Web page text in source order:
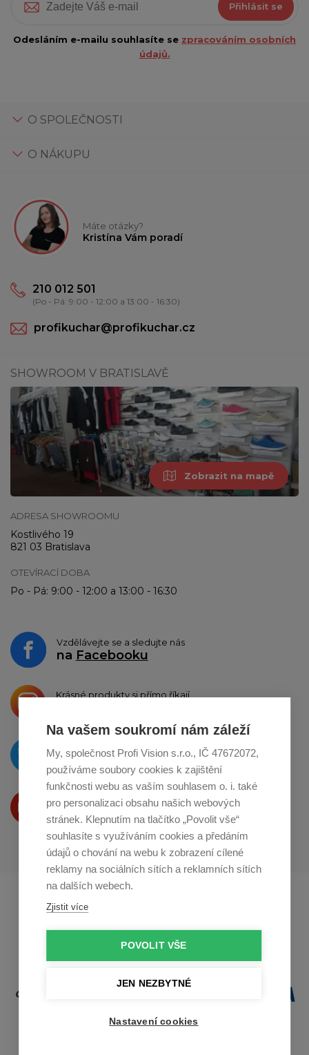
Na vašem soukromí nám záleží
My, společnost Profi Vision s.r.o., IČ 47672072,
používáme soubory cookies k zajištění
funkčnosti webu as vaším souhlasem o. i. také
pro personalizaci obsahu našich webových
stránek. Klepnutím na tlačítko „Povolit vše“
souhlasíte s využíváním cookies a předáním
údajů o chování na webu k zobrazení cílené
reklamy na sociálních sítích a reklamních sítích
na dalších webech.
Zjistit více
POVOLIT VŠE
JEN NEZBYTNÉ
Nastavení cookies
Přihlásit se
Odesláním e-mailu souhlasíte se zpracováním osobních
údajů.
O SPOLEČNOSTI
O NÁKUPU
Máte otázky?
Kristína Vám poradí
210 012 501
(Po - Pá: 9:00 - 12:00 a 13:00 - 16:30)
profikuchar@profikuchar.cz
SHOWROOM V BRATISLAVĚ
Zobrazit na mapě
ADRESA SHOWROOMU
Kostlivého 19
821 03 Bratislava
OTEVÍRACÍ DOBA
Po - Pá: 9:00 - 12:00 a 13:00 - 16:30
Vzdělávejte se a sledujte nás
na Facebooku
Krásné produkty si přímo říkají
O novinkách píšeme
naTwitteru
Produkty Vám představujeme
na Youtube
Profikuchar.sk